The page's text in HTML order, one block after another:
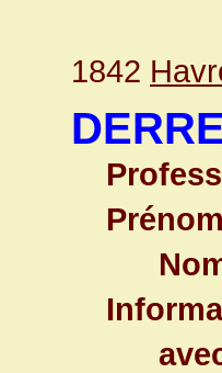
1842
Prénom